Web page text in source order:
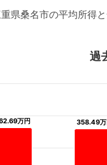
県桑名市の平均所得
過
万円
万円 358.49万
358.49万